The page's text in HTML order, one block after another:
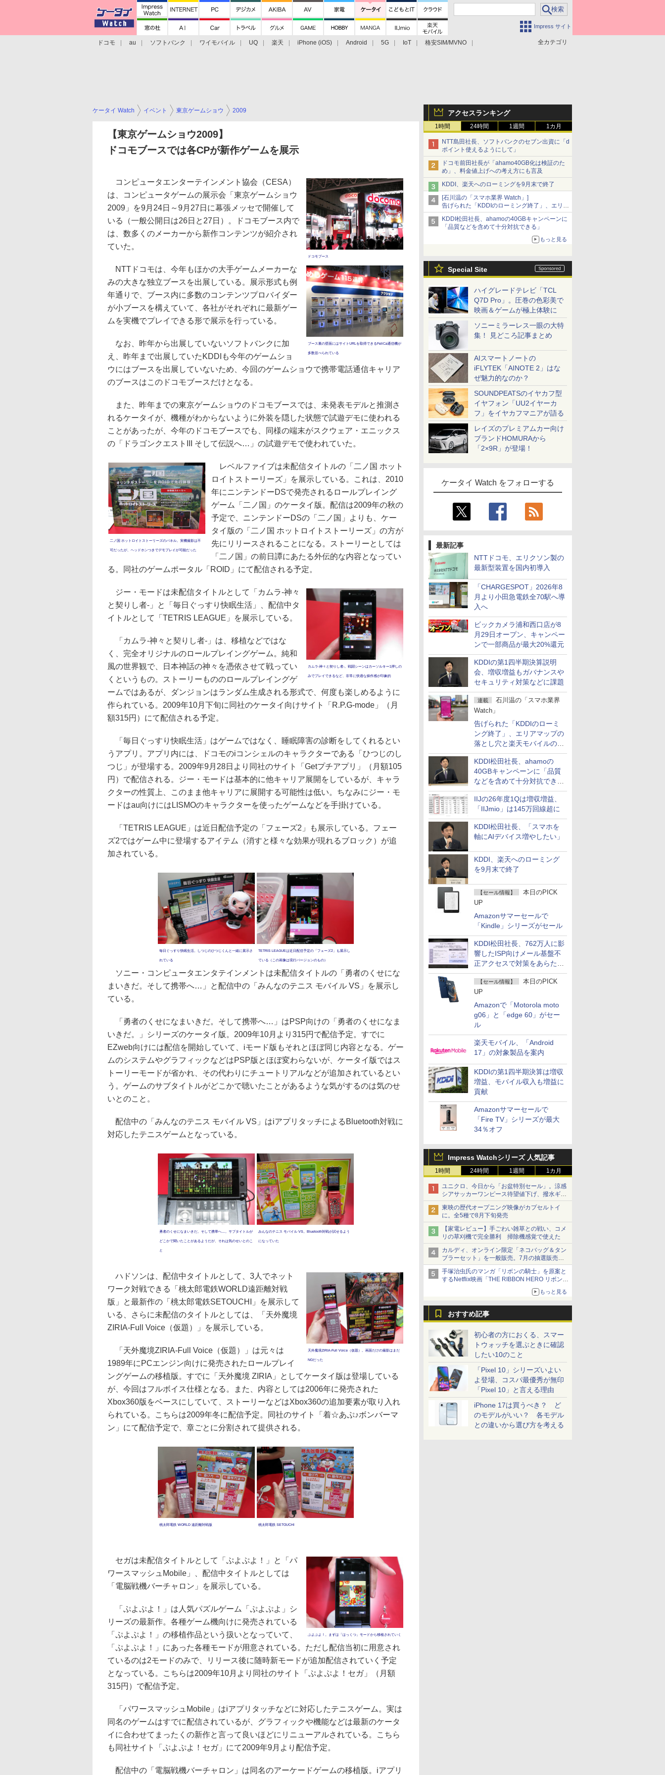
Impress サイト
全カテゴリ
ドコモ au ソフトバンク ワイモバイル UQ 楽天 iPhone (iOS) Android 5G IoT
格安SIM/MVNO
アクセスランキング
1時間 24時間 1週間 1カ月
NTT島田社長、ソフトバンクのセブン出資に「d
ポイント使えるようにして」
ドコモ前田社長が「ahamo40GB化は検証のた
め」、料金値上げへの考え方にも言及
KDDI、楽天へのローミングを9月末で終了
[石川温の「スマホ業界 Watch」]
告げられた「KDDIのローミング終了」、エリア
マップの落とし穴と楽天モバイルの課題
KDDI松田社長、ahamoの40GBキャンペーンに
「品質などを含めて十分対抗できる」
もっと見る
Special Site
ハイグレードテレビ「TCL
Q7D Pro」。圧巻の色彩美で
映画＆ゲームが極上体験に
ソニーミラーレス一眼の大特
集！ 見どころ記事まとめ
AIスマートノートの
iFLYTEK「AINOTE 2」はな
ぜ魅力的なのか？
SOUNDPEATSのイヤカフ型
イヤフォン「UU2イヤーカ
フ」をイヤカフマニアが語る
レイズのプレミアムカー向け
ブランドHOMURAから
「2×9R」が登場！
ケータイ Watch をフォローする
最新記事
NTTドコモ、エリクソン製の
最新型装置を国内初導入
「CHARGESPOT」2026年8
月より小田急電鉄全70駅へ導
入へ
ビックカメラ浦和西口店が8
月29日オープン、キャンペー
ンで一部商品が最大20%還元
KDDIの第1四半期決算説明
会、増収増益もガバナンスや
セキュリティ対策などに課題
連載
石川温の「スマホ業界
Watch」
告げられた「KDDIのローミ
ング終了」、エリアマップの
落とし穴と楽天モバイルの課
題
KDDI松田社長、ahamoの
40GBキャンペーンに「品質
などを含めて十分対抗でき
る」
IIJの26年度1Qは増収増益、
「IIJmio」は145万回線超に
KDDI松田社長、「スマホを
軸にAIデバイス増やしたい」
KDDI、楽天へのローミング
を9月末で終了
【セール情報】
本日のPICK
UP
Amazonサマーセールで
「Kindle」シリーズがセール
KDDI松田社長、762万人に影
響したISP向けメール基盤不
正アクセスで対策をあらため
て説明
【セール情報】
本日のPICK
UP
Amazonで「Motorola moto
g06」と「edge 60」がセー
ル
楽天モバイル、「Android
17」の対象製品を案内
KDDIの第1四半期決算は増収
増益、モバイル収入も増益に
貢献
Amazonサマーセールで
「Fire TV」シリーズが最大
34％オフ
Impress Watchシリーズ 人気記事
1時間 24時間 1週間 1カ月
ユニクロ、今日から「お盆特別セール」。涼感
シアサッカーワンピース待望値下げ、撥水ギア
ショーツは1990円に
東映の歴代オープニング映像がカプセルトイ
に。全5種で8月下旬発売
【家電レビュー】手ごわい雑草との戦い、コメ
リの草刈機で完全勝利 掃除機感覚で使えた
カルディ、オンライン限定「ネコバッグ＆タン
ブラーセット」を一般販売。7月の抽選販売の
当選無効分
手塚治虫氏のマンガ「リボンの騎士」を原案と
するNetflix映画「THE RIBBON HERO リボンヒ
もっと見る
おすすめ記事
初心者の方におくる、スマー
トウォッチを選ぶときに確認
したい10のこと
「Pixel 10」シリーズいよい
よ登場、コスパ最優秀が無印
「Pixel 10」と言える理由
iPhone 17は買うべき？ ど
のモデルがいい？ 各モデル
との違いから選び方を考える
ケータイ Watch イベント 東京ゲームショウ 2009
【東京ゲームショウ2009】
ドコモブースでは各CPが新作ゲームを展示
ドコモブース
ブース裏の壁面にはサイトURLを取得できるFeliCa通信機が
多数並べられている
コンピュータエンターテインメント協会（CESA）
は、コンピュータゲームの展示会「東京ゲームショウ
2009」を9月24日～9月27日に幕張メッセで開催して
いる（一般公開日は26日と27日）。ドコモブース内で
は、数多くのメーカーから新作コンテンツが紹介され
ていた。
NTTドコモは、今年もほかの大手ゲームメーカーな
みの大きな独立ブースを出展している。展示形式も例
年通りで、ブース内に多数のコンテンツプロバイダー
が小ブースを構えていて、各社がそれぞれに最新ゲー
ムを実機でプレイできる形で展示を行っている。
なお、昨年から出展していないソフトバンクに加
え、昨年まで出展していたKDDIも今年のゲームショ
ウにはブースを出展していないため、今回のゲームショウで携帯電話通信キャリア
のブースはこのドコモブースだけとなる。
また、昨年までの東京ゲームショウのドコモブースでは、未発表モデルと推測さ
れるケータイが、機種がわからないように外装を隠した状態で試遊デモに使われる
ことがあったが、今年のドコモブースでも、同様の端末がスクウェア・エニックス
の「ドラゴンクエストIII そして伝説へ…」の試遊デモで使われていた。
二ノ国 ホットロイトストーリーズのパネル。実機撮影は不
可だったが、ヘッドホンつきでデモプレイが可能だった
レベルファイブは未配信タイトルの「二ノ国 ホット
ロイトストーリーズ」を展示している。これは、2010
年にニンテンドーDSで発売されるロールプレイング
ゲーム「二ノ国」のケータイ版。配信は2009年の秋の
予定で、ニンテンドーDSの「二ノ国」よりも、ケー
タイ版の「二ノ国 ホットロイトストーリーズ」の方が
先にリリースされることになる。ストーリーとしては
「二ノ国」の前日譚にあたる外伝的な内容となってい
る。同社のゲームポータル「ROID」にて配信される予定。
カムラ-神々と契りし者-。戦闘シーンはカーソルキー1押しの
みでプレイできるなど、非常に快適な操作感が印象的
ジー・モードは未配信タイトルとして「カムラ-神々
と契りし者-」と「毎日ぐっすり快眠生活」、配信中タ
イトルとして「TETRIS LEAGUE」を展示している。
「カムラ-神々と契りし者-」は、移植などではな
く、完全オリジナルのロールプレイングゲーム。純和
風の世界観で、日本神話の神々を憑依させて戦ってい
くというもの。ストーリーもののロールプレイングゲ
ームではあるが、ダンジョンはランダム生成される形式で、何度も楽しめるように
作られている。2009年10月下旬に同社のケータイ向けサイト「R.P.G-mode」（月
額315円）にて配信される予定。
「毎日ぐっすり快眠生活」はゲームではなく、睡眠障害の診断をしてくれるとい
うアプリ。アプリ内には、ドコモのiコンシェルのキャラクターである「ひつじのし
つじ」が登場する。2009年9月28日より同社のサイト「Getプチアプリ」（月額105
円）で配信される。ジー・モードは基本的に他キャリア展開をしているが、キャラ
クターの性質上、このまま他キャリアに展開する可能性は低い。ちなみにジー・モ
ードはau向けにはLISMOのキャラクターを使ったゲームなどを手掛けている。
「TETRIS LEAGUE」は近日配信予定の「フェーズ2」も展示している。フェー
ズ2ではゲーム中に登場するアイテム（消すと様々な効果が現れるブロック）が追
加されている。
毎日ぐっすり快眠生活。しつじのひつじくんと一緒に展示さ
れている
TETRIS LEAGUEは近日配信予定の「フェーズ2」も展示し
ている（この画像は現行バージョンのもの）
ソニー・コンピュータエンタテインメントは未配信タイトルの「勇者のくせにな
まいきだ。そして携帯へ…」と配信中の「みんなのテニス モバイル VS」を展示し
ている。
「勇者のくせになまいきだ。そして携帯へ…」はPSP向けの「勇者のくせになま
いきだ。」シリーズのケータイ版。2009年10月より315円で配信予定。すでに
EZweb向けには配信を開始していて、iモード版もそれとほぼ同じ内容となる。ゲー
ムのシステムやグラフィックなどはPSP版とほぼ変わらないが、ケータイ版ではス
トーリーモードが省かれ、その代わりにチュートリアルなどが追加されているとい
う。ゲームのサブタイトルがどこかで聴いたことがあるような気がするのは気のせ
いとのこと。
配信中の「みんなのテニス モバイル VS」はiアプリタッチによるBluetooth対戦に
対応したテニスゲームとなっている。
勇者のくせになまいきだ。そして携帯へ…。サブタイトルが
どこかで聞いたことがあるようだが、それは気のせいとのこ
と
みんなのテニス モバイル VS。Bluetooth対戦が試せるよう
になっていた
天外魔境ZIRIA-Full Voice（仮題）。画面だけの撮影はまだ
NGだった
ハドソンは、配信中タイトルとして、3人でネット
ワーク対戦できる「桃太郎電鉄WORLD遠距離対戦
版」と最新作の「桃太郎電鉄SETOUCHI」を展示して
いる、さらに未配信のタイトルとしては、「天外魔境
ZIRIA-Full Voice（仮題）」を展示している。
「天外魔境ZIRIA-Full Voice（仮題）」は元々は
1989年にPCエンジン向けに発売されたロールプレイ
ングゲームの移植版。すでに「天外魔境 ZIRIA」としてケータイ版は登場している
が、今回はフルボイス仕様となる。また、内容としては2006年に発売された
Xbox360版をベースにしていて、ストーリーなどはXbox360の追加要素が取り入れ
られている。こちらは2009年冬に配信予定。同社のサイト「着☆あぷ♪ボンバーマ
ン」にて配信予定で、章ごとに分割されて提供される。
桃太郎電鉄 WORLD 遠距離対戦版 桃太郎電鉄 SETOUCHI
ぷよぷよ！。まずは「はっくつ」モードから移植されていく
セガは未配信タイトルとして「ぷよぷよ！」と「パ
ワースマッシュMobile」、配信中タイトルとしては
「電脳戦機バーチャロン」を展示している。
「ぷよぷよ！」は人気パズルゲーム「ぷよぷよ」シ
リーズの最新作。各種ゲーム機向けに発売されている
「ぷよぷよ！」の移植作品という扱いとなっていて、
「ぷよぷよ！」にあった各種モードが用意されている。ただし配信当初に用意され
ているのは2モードのみで、リリース後に随時新モードが追加配信されていく予定
となっている。こちらは2009年10月より同社のサイト「ぷよぷよ！セガ」（月額
315円）で配信予定。
「パワースマッシュMobile」はiアプリタッチなどに対応したテニスゲーム。実は
同名のゲームはすでに配信されているが、グラフィックや機能などは最新のケータ
イに合わせてまったくの新作と言って良いほどにリニューアルされている。こちら
も同社サイト「ぷよぷよ！セガ」にて2009年9月より配信予定。
配信中の「電脳戦機バーチャロン」は同名のアーケードゲームの移植版。iアプリ